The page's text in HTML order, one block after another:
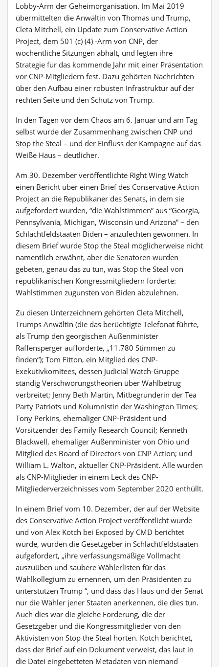
Lobby-Arm der Geheimorganisation. Im Mai 2019
übermittelten die Anwältin von Thomas und Trump,
Cleta Mitchell, ein Update zum Conservative Action
Project, dem 501 (c) (4) -Arm von CNP, der
wöchentliche Sitzungen abhält, und legten ihre
Strategie für das kommende Jahr mit einer Präsentation
vor CNP-Mitgliedern fest. Dazu gehörten Nachrichten
über den Aufbau einer robusten Infrastruktur auf der
rechten Seite und den Schutz von Trump.
In den Tagen vor dem Chaos am 6. Januar und am Tag
selbst wurde der Zusammenhang zwischen CNP und
Stop the Steal – und der Einfluss der Kampagne auf das
Weiße Haus – deutlicher.
Am 30. Dezember veröffentlichte Right Wing Watch
einen Bericht über einen Brief des Conservative Action
Project an die Republikaner des Senats, in dem sie
aufgefordert wurden, “die Wahlstimmen” aus “Georgia,
Pennsylvania, Michigan, Wisconsin und Arizona” – den
Schlachtfeldstaaten Biden – anzufechten gewonnen. In
diesem Brief wurde Stop the Steal möglicherweise nicht
namentlich erwähnt, aber die Senatoren wurden
gebeten, genau das zu tun, was Stop the Steal von
republikanischen Kongressmitgliedern forderte:
Wahlstimmen zugunsten von Biden abzulehnen.
Zu diesen Unterzeichnern gehörten Cleta Mitchell,
Trumps Anwältin (die das berüchtigte Telefonat führte,
als Trump den georgischen Außenminister
Raffensperger aufforderte, „11.780 Stimmen zu
finden“); Tom Fitton, ein Mitglied des CNP-
Exekutivkomitees, dessen Judicial Watch-Gruppe
ständig Verschwörungstheorien über Wahlbetrug
verbreitet; Jenny Beth Martin, Mitbegründerin der Tea
Party Patriots und Kolumnistin der Washington Times;
Tony Perkins, ehemaliger CNP-Präsident und
Vorsitzender des Family Research Council; Kenneth
Blackwell, ehemaliger Außenminister von Ohio und
Mitglied des Board of Directors von CNP Action; und
William L. Walton, aktueller CNP-Präsident. Alle wurden
als CNP-Mitglieder in einem Leck des CNP-
Mitgliederverzeichnisses vom September 2020 enthüllt.
In einem Brief vom 10. Dezember, der auf der Website
des Conservative Action Project veröffentlicht wurde
und von Alex Kotch bei Exposed by CMD berichtet
wurde, wurden die Gesetzgeber in Schlachtfeldstaaten
aufgefordert, „ihre verfassungsmäßige Vollmacht
auszuüben und saubere Wählerlisten für das
Wahlkollegium zu ernennen, um den Präsidenten zu
unterstützen Trump “, und dass das Haus und der Senat
nur die Wähler jener Staaten anerkennen, die dies tun.
Auch dies war die gleiche Forderung, die der
Gesetzgeber und die Kongressmitglieder von den
Aktivisten von Stop the Steal hörten. Kotch berichtet,
dass der Brief auf ein Dokument verweist, das laut in
die Datei eingebetteten Metadaten von niemand